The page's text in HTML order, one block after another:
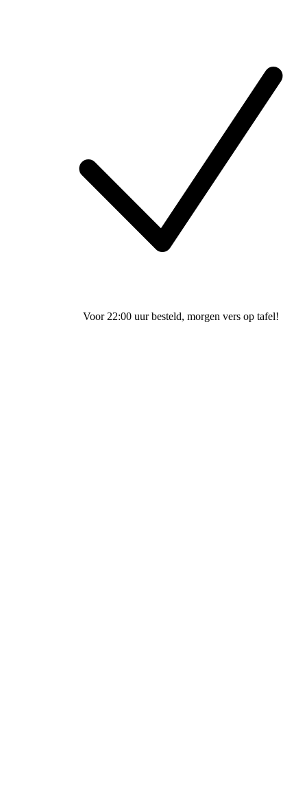
Voor 22:00 uur besteld, morgen vers op tafel!